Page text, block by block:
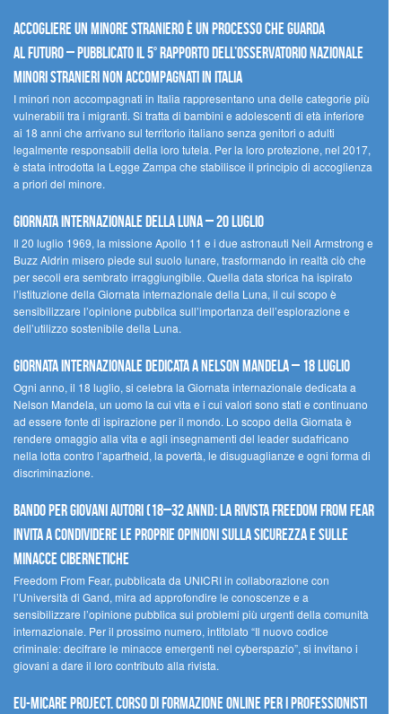
Accogliere un minore straniero è un processo che guarda
al futuro – Pubblicato il 5° rapporto dell’Osservatorio Nazionale
Minori Stranieri Non Accompagnati in Italia
I minori non accompagnati in Italia rappresentano una delle categorie più
vulnerabili tra i migranti. Si tratta di bambini e adolescenti di età inferiore
ai 18 anni che arrivano sul territorio italiano senza genitori o adulti
legalmente responsabili della loro tutela. Per la loro protezione, nel 2017,
è stata introdotta la Legge Zampa che stabilisce il principio di accoglienza
a priori del minore.
Giornata Internazionale della Luna – 20 luglio
Il 20 luglio 1969, la missione Apollo 11 e i due astronauti Neil Armstrong e
Buzz Aldrin misero piede sul suolo lunare, trasformando in realtà ciò che
per secoli era sembrato irraggiungibile. Quella data storica ha ispirato
l’istituzione della Giornata internazionale della Luna, il cui scopo è
sensibilizzare l’opinione pubblica sull’importanza dell’esplorazione e
dell’utilizzo sostenibile della Luna.
Giornata internazionale dedicata a Nelson Mandela – 18 luglio
Ogni anno, il 18 luglio, si celebra la Giornata internazionale dedicata a
Nelson Mandela, un uomo la cui vita e i cui valori sono stati e continuano
ad essere fonte di ispirazione per il mondo. Lo scopo della Giornata è
rendere omaggio alla vita e agli insegnamenti del leader sudafricano
nella lotta contro l’apartheid, la povertà, le disuguaglianze e ogni forma di
discriminazione.
Bando per giovani autori (18–32 anni): la Rivista Freedom From Fear
invita a condividere le proprie opinioni sulla sicurezza e sulle
minacce cibernetiche
Freedom From Fear, pubblicata da UNICRI in collaborazione con
l’Università di Gand, mira ad approfondire le conoscenze e a
sensibilizzare l’opinione pubblica sui problemi più urgenti della comunità
internazionale. Per il prossimo numero, intitolato “Il nuovo codice
criminale: decifrare le minacce emergenti nel cyberspazio”, si invitano i
giovani a dare il loro contributo alla rivista.
EU-MiCare Project. Corso di formazione online per i professionisti